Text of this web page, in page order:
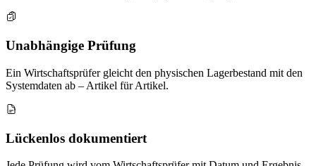
Unabhängige Prüfung
Ein Wirtschaftsprüfer gleicht den physischen Lagerbestand mit den
Systemdaten ab – Artikel für Artikel.
Lückenlos dokumentiert